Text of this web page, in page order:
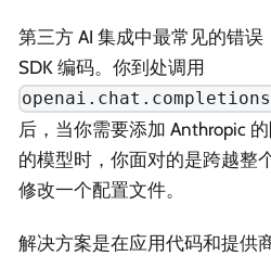
第三方 AI 集成中最常见的错
SDK 编码。你到处调用
后，当你需要添加 Anthropic
的模型时，你面对的是跨越整
修改一个配置文件。
解决方案是在应用代码和提供